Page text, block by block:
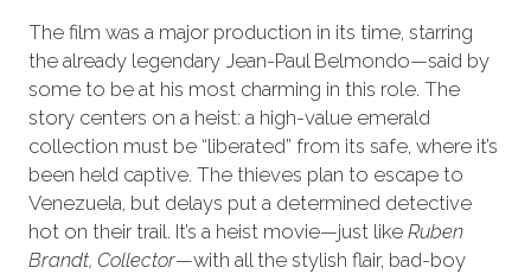
The film was a major production in its time, starring
the already legendary Jean-Paul Belmondo—said by
some to be at his most charming in this role. The
story centers on a heist: a high-value emerald
collection must be “liberated” from its safe, where it’s
been held captive. The thieves plan to escape to
Venezuela, but delays put a determined detective
hot on their trail. It’s a heist movie—just like Ruben
Brandt, Collector—with all the stylish flair, bad-boy